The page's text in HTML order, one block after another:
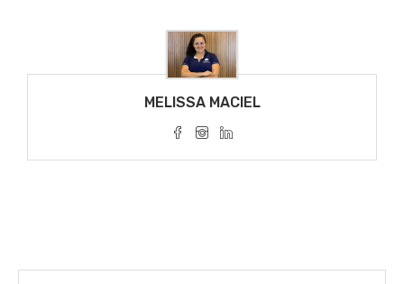
MELISSA MACIEL